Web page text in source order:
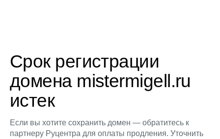
Срок регистрации
домена mistermigell.ru
истек
Если вы хотите сохранить домен — обратитесь к
партнеру Руцентра для оплаты продления. Уточнить